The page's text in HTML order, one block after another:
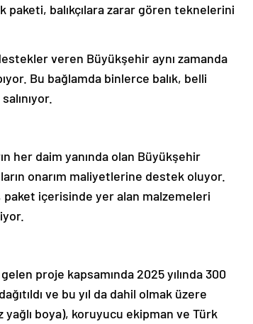
paketi, balıkçılara zarar gören teknelerini
veren Büyükşehir aynı zamanda
Bu bağlamda binlerce balık, belli
her daim yanında olan Büyükşehir
onarım maliyetlerine destek oluyor.
paket içerisinde yer alan malzemeleri
proje kapsamında 2025 yılında 300
ve bu yıl da dahil olmak üzere
boya), koruyucu ekipman ve Türk